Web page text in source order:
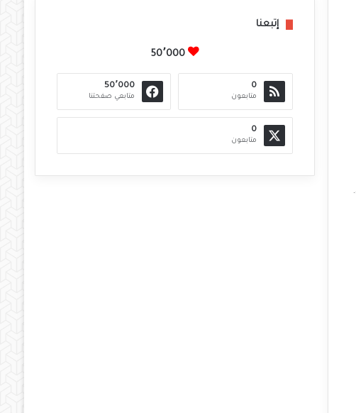
إتبعنا
50٬000
0
متابعون
50٬000
متابعي صفحتنا
0
متابعون